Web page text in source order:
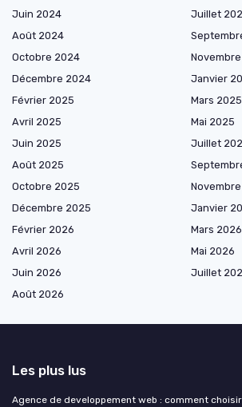
Juin 2024
Juillet
Août 2024
Octobre 2024
Décembre 2024
Janvier
Février 2025
Mars 2025
Avril 2025
Mai 2025
Juin 2025
Juillet
Août 2025
Octobre 2025
Décembre 2025
Janvier
Février 2026
Mars 2026
Avril 2026
Mai 2026
Juin 2026
Juillet
Août 2026
Les plus lus
Agence de developpement web : comment